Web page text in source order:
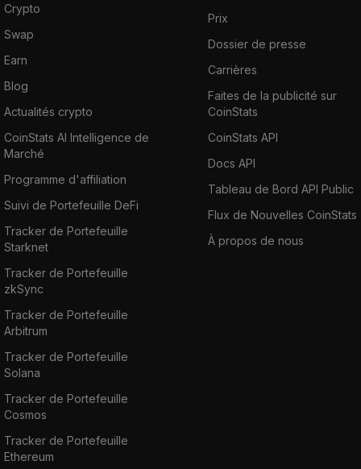
Crypto
Swap
Earn
Blog
Actualités crypto
CoinStats AI Intelligence de
Marché
Programme d'affiliation
Suivi de Portefeuille DeFi
Tracker de Portefeuille
Starknet
Tracker de Portefeuille
zkSync
Tracker de Portefeuille
Arbitrum
Tracker de Portefeuille
Solana
Tracker de Portefeuille
Cosmos
Tracker de Portefeuille
Ethereum
Prix
Dossier de presse
Carrières
Faites de la publicité sur
CoinStats
CoinStats API
Docs API
Tableau de Bord API Public
Flux de Nouvelles CoinStats
À propos de nous